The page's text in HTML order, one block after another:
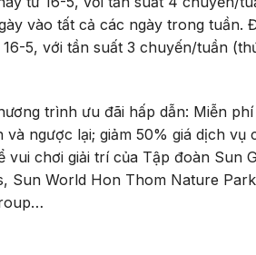
vào tất cả các ngày trong tuần.
5, với tần suất 3 chuyến/tuần
trình ưu đãi hấp dẫn: Miễn phí
ngược lại; giảm 50% giá dịch vụ
vui chơi giải trí của Tập đoàn Sun
Sun World Hon Thom Nature